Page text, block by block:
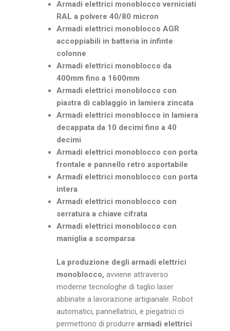
Armadi elettrici monoblocco verniciati
RAL a polvere 40/80 micron
Armadi elettrici monoblocco AGR
accoppiabili in batteria in infinte
colonne
Armadi elettrici monoblocco da
400mm fino a 1600mm
Armadi elettrici monoblocco con
piastra di cablaggio in lamiera zincata
Armadi elettrici monoblocco in lamiera
decappata da 10 decimi fino a 40
decimi
Armadi elettrici monoblocco con porta
frontale e pannello retro asportabile
Armadi elettrici monoblocco con porta
intera
Armadi elettrici monoblocco con
serratura a chiave cifrata
Armadi elettrici monoblocco con
maniglia a scomparsa
La produzione degli armadi elettrici
monoblocco, avviene attraverso
moderne tecnologhe di taglio laser
abbinate a lavorazione artigianale. Robot
automatici, pannellatrici, e piegatrici ci
permettono di produrre armadi elettrici